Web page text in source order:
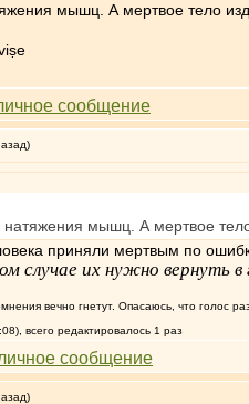
мышц. А мертвое тело
натяжения мышц. А мертвое
приняли мертвым по
случае их нужно вернуть
вечно гнетут. Опасаюсь, что
всего редактировалось 1 раз